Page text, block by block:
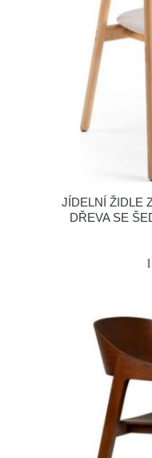
JÍDELNÍ ŽIDLE
DŘEVA SE